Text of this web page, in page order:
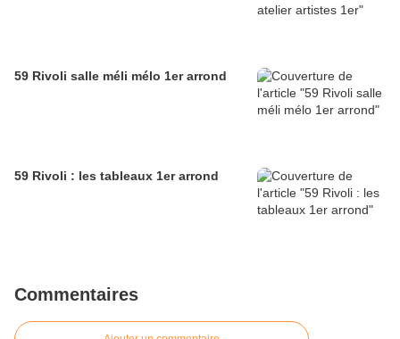
59 Rivoli salle méli mélo 1er arrond
59 Rivoli : les tableaux 1er arrond
Commentaires